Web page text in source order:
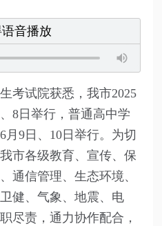
音播放
考试院获悉，我市2025
8日举行，普通高中学
9日、10日举行。为切
市各级教育、宣传、保
通信管理、生态环境、
健、气象、地震、电
尽责，通力协作配合，